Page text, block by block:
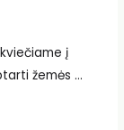
į
žemės …